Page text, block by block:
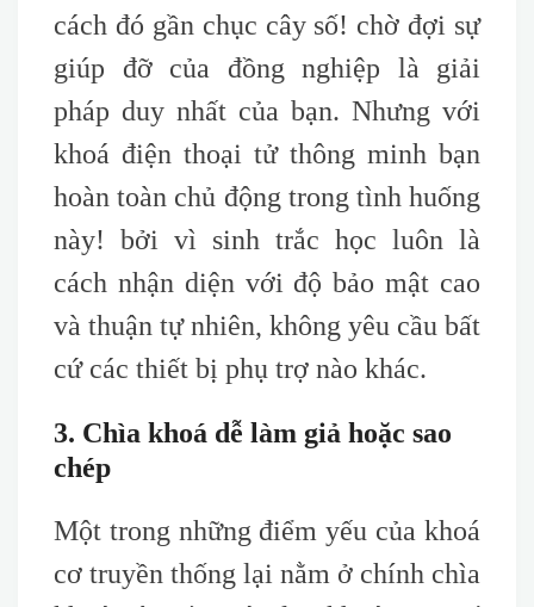
cách đó gần chục cây số! chờ đợi sự
giúp đỡ của đồng nghiệp là giải
pháp duy nhất của bạn. Nhưng với
khoá điện thoại tử thông minh bạn
hoàn toàn chủ động trong tình huống
này! bởi vì sinh trắc học luôn là
cách nhận diện với độ bảo mật cao
và thuận tự nhiên, không yêu cầu bất
cứ các thiết bị phụ trợ nào khác.
3. Chìa khoá dễ làm giả hoặc sao
chép
Một trong những điểm yếu của khoá
cơ truyền thống lại nằm ở chính chìa